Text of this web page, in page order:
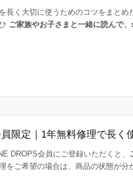
長く大切に使うためのコツをまと
ご家族やお子さまと一緒に読んで
限定｜1年無料修理で長く
DROPS会員にご登録いただくと、
をご希望の場合は、商品の状態が分